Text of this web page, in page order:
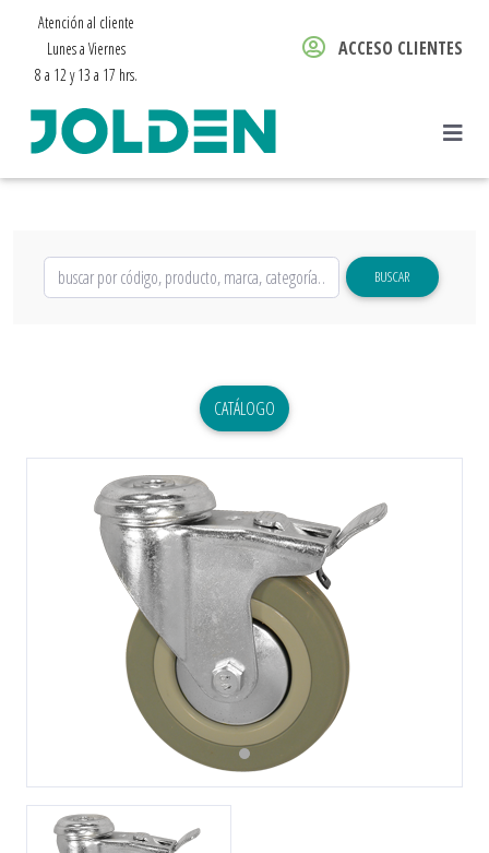
Atención al cliente
Lunes a Viernes
8 a 12 y 13 a 17 hrs.
ACCESO CLIENTES
BUSCAR
CATÁLOGO